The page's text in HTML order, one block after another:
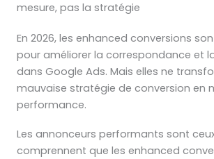
mesure, pas la stratégie
En 2026, les enhanced conversions
pour améliorer la correspondance et
dans Google Ads. Mais elles ne
mauvaise stratégie de conversion en
performance.
Les annonceurs performants sont
comprennent que les enhanced